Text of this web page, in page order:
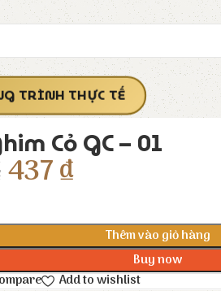
TRÌNH THỰC TẾ
Cỏ GC – 01
437₫
Thêm vào giỏ hàng
Buy now
Add to wishlist